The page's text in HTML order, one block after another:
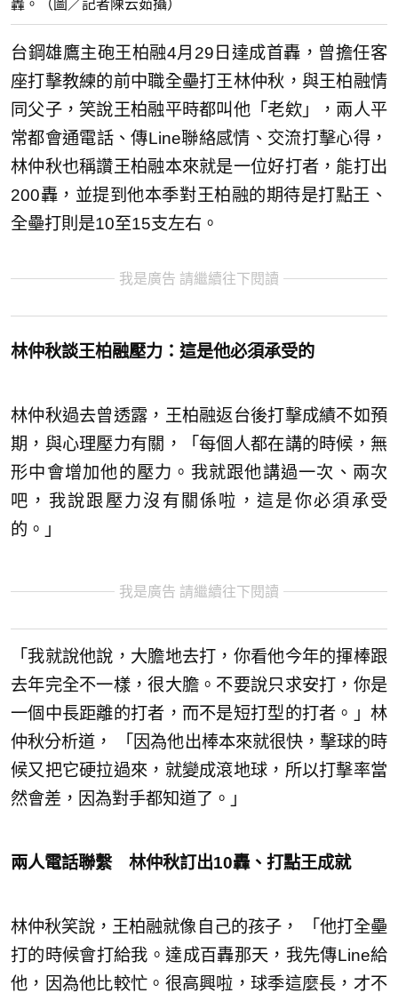
轟。（圖／記者陳云茹攝）
台鋼雄鷹主砲王柏融4月29日達成首轟，曾擔任客
座打擊教練的前中職全壘打王林仲秋，與王柏融情
同父子，笑說王柏融平時都叫他「老欸」，兩人平
常都會通電話、傳Line聯絡感情、交流打擊心得，
林仲秋也稱讚王柏融本來就是一位好打者，能打出
200轟，並提到他本季對王柏融的期待是打點王、
全壘打則是10至15支左右。
我是廣告 請繼續往下閱讀
林仲秋談王柏融壓力：這是他必須承受的
林仲秋過去曾透露，王柏融返台後打擊成績不如預
期，與心理壓力有關，「每個人都在講的時候，無
形中會增加他的壓力。我就跟他講過一次、兩次
吧，我說跟壓力沒有關係啦，這是你必須承受
的。」
我是廣告 請繼續往下閱讀
「我就說他說，大膽地去打，你看他今年的揮棒跟
去年完全不一樣，很大膽。不要說只求安打，你是
一個中長距離的打者，而不是短打型的打者。」林
仲秋分析道， 「因為他出棒本來就很快，擊球的時
候又把它硬拉過來，就變成滾地球，所以打擊率當
然會差，因為對手都知道了。」
兩人電話聯繫 林仲秋訂出10轟、打點王成就
林仲秋笑說，王柏融就像自己的孩子， 「他打全壘
打的時候會打給我。達成百轟那天，我先傳Line給
他，因為他比較忙。很高興啦，球季這麼長，才不